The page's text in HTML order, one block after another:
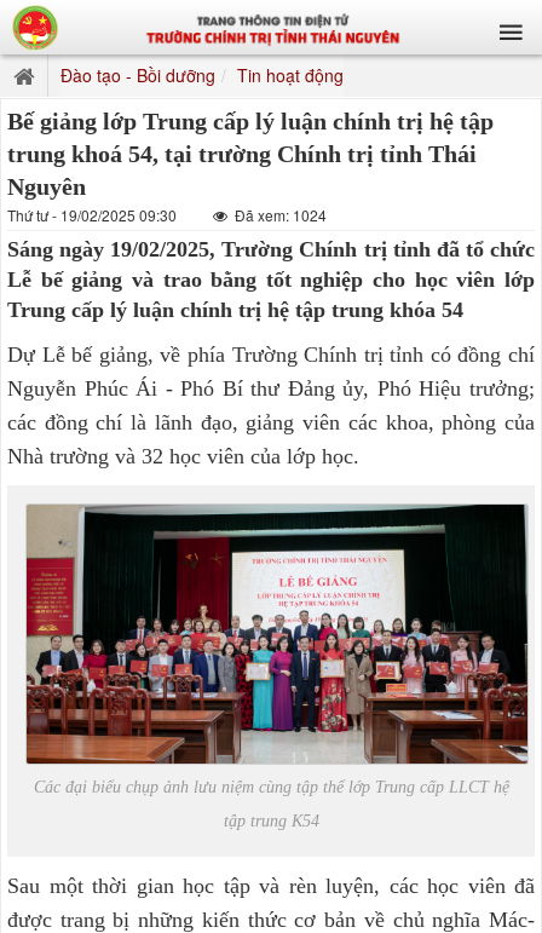
Đào tạo - Bồi dưỡng Tin hoạt động
Bế giảng lớp Trung cấp lý luận chính trị hệ tập
trung khoá 54, tại trường Chính trị tỉnh Thái
Nguyên
Thứ tư - 19/02/2025 09:30 Đã xem: 1024
Sáng ngày 19/02/2025, Trường Chính trị tỉnh đã tổ chức
Lễ bế giảng và trao bằng tốt nghiệp cho học viên lớp
Trung cấp lý luận chính trị hệ tập trung khóa 54
Dự Lễ bế giảng, về phía Trường Chính trị tỉnh có đồng chí
Nguyễn Phúc Ái - Phó Bí thư Đảng ủy, Phó Hiệu trưởng;
các đồng chí là lãnh đạo, giảng viên các khoa, phòng của
Nhà trường và 32 học viên của lớp học.
Các đại biểu chụp ảnh lưu niệm cùng tập thể lớp Trung cấp LLCT hệ
tập trung K54
Sau một thời gian học tập và rèn luyện, các học viên đã
được trang bị những kiến thức cơ bản về chủ nghĩa Mác-